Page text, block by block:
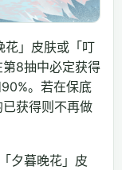
花」皮肤或「叮
8抽中必定获得
。若在保底
获得则不再做
夕暮晚花」皮